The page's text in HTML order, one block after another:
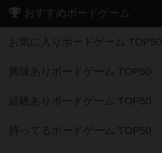
おすすめボードゲーム
お気に入りボードゲーム TOP50
興味ありボードゲーム TOP50
経験ありボードゲーム TOP50
持ってるボードゲーム TOP50